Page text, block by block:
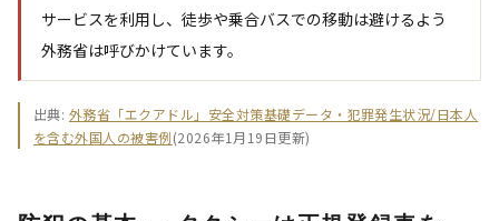
サービスを利用し、徒歩や乗合バスでの移動は避けるよう
外務省は呼びかけています。
出典: 外務省「エクアドル」安全対策基礎データ・犯罪発生状況/日本人
を含む外国人の被害例(2026年1月19日更新)